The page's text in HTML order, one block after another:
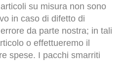
su misura non sono
in caso di difetto di
da parte nostra; in tali
o effettueremo il
spese. I pacchi smarriti